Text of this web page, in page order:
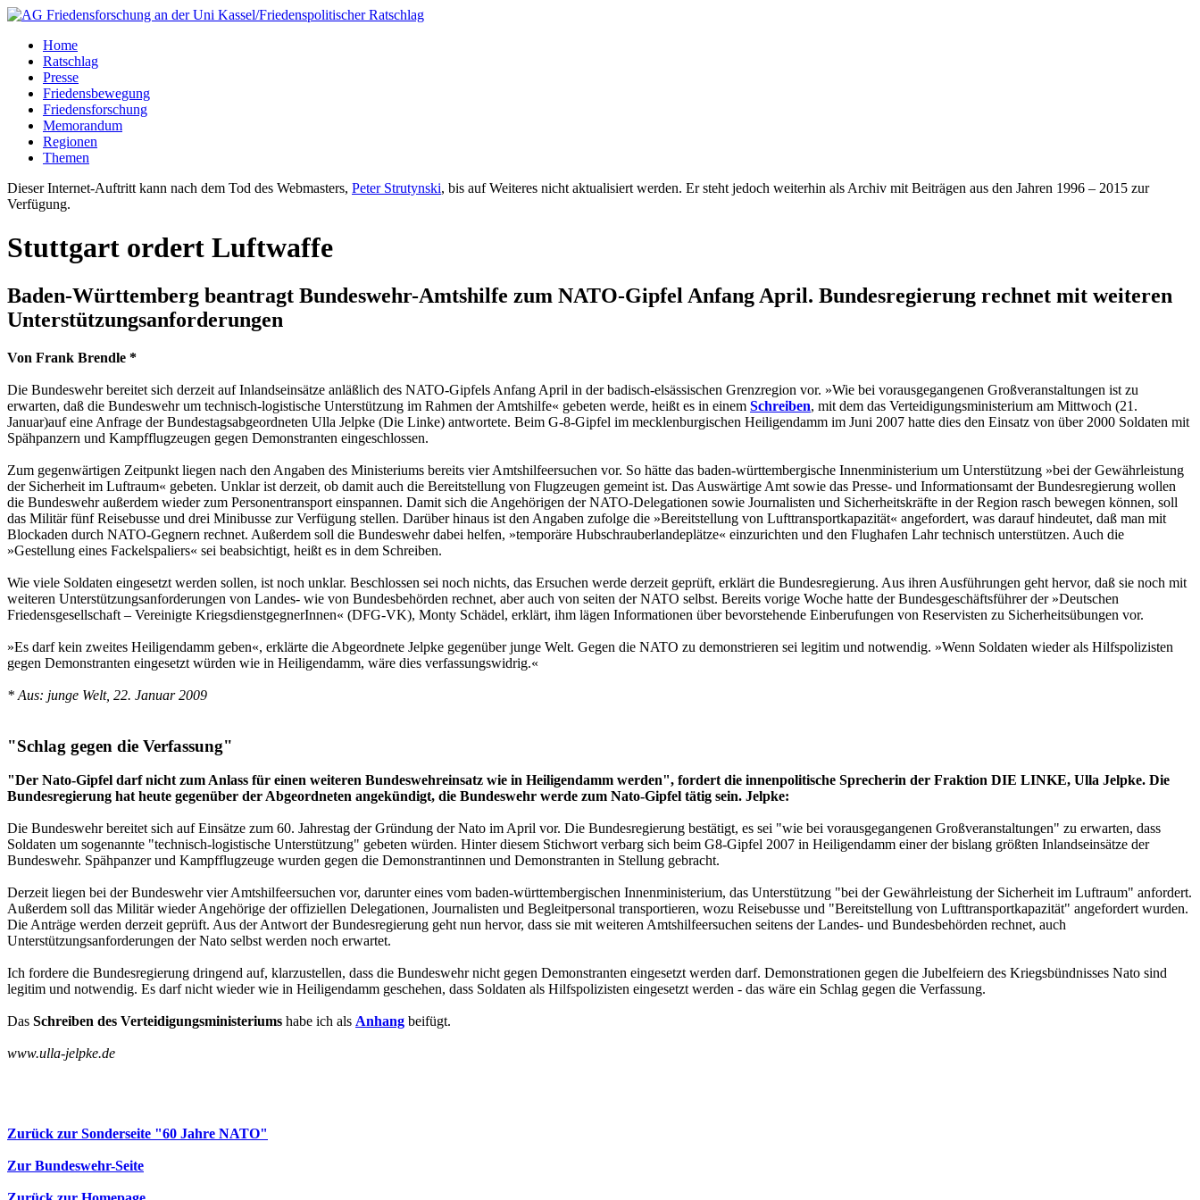
Home
Ratschlag
Presse
Friedensbewegung
Friedensforschung
Memorandum
Regionen
Themen
Dieser Internet-Auftritt kann nach dem Tod des Webmasters, Peter Strutynski, bis auf Weiteres nicht aktualisiert werden. Er steht jedoch weiterhin als Archiv mit Beiträgen aus den Jahren 1996 – 2015 zur
Verfügung.
Stuttgart ordert Luftwaffe
Baden-Württemberg beantragt Bundeswehr-Amtshilfe zum NATO-Gipfel Anfang April. Bundesregierung rechnet mit weiteren
Unterstützungsanforderungen
Von Frank Brendle *
Die Bundeswehr bereitet sich derzeit auf Inlandseinsätze anläßlich des NATO-Gipfels Anfang April in der badisch-elsässischen Grenzregion vor. »Wie bei vorausgegangenen Großveranstaltungen ist zu
erwarten, daß die Bundeswehr um technisch-logistische Unterstützung im Rahmen der Amtshilfe« gebeten werde, heißt es in einem Schreiben, mit dem das Verteidigungsministe­rium am Mittwoch (21.
Januar)auf eine Anfrage der Bundestagsabgeordneten Ulla Jelpke (Die Linke) antwortete. Beim G-8-Gipfel im mecklenburgischen Heiligendamm im Juni 2007 hatte dies den Einsatz von über 2000 Soldaten mit
Spähpanzern und Kampfflugzeugen gegen Demonstranten eingeschlossen.
Zum gegenwärtigen Zeitpunkt liegen nach den Angaben des Ministeriums bereits vier Amtshilfeersuchen vor. So hätte das baden-württembergische Innenministerium um Unterstützung »bei der Gewährleistung
der Sicherheit im Luftraum« gebeten. Unklar ist derzeit, ob damit auch die Bereitstellung von Flugzeugen gemeint ist. Das Auswärtige Amt sowie das Presse- und Informationsamt der Bundesregierung wollen
die Bundeswehr außerdem wieder zum Personentransport einspannen. Damit sich die Angehörigen der NATO-Delegationen sowie Journalisten und Sicherheitskräfte in der Region rasch bewegen können, soll
das Militär fünf Reisebusse und drei Minibusse zur Verfügung stellen. Darüber hinaus ist den Angaben zufolge die »Bereitstellung von Lufttransportkapazität« angefordert, was darauf hindeutet, daß man mit
Blockaden durch NATO-Gegnern rechnet. Außerdem soll die Bundeswehr dabei helfen, »temporäre Hubschrauberlandeplätze« einzurichten und den Flughafen Lahr technisch unterstützen. Auch die
»Gestellung eines Fackelspaliers« sei beabsichtigt, heißt es in dem Schreiben.
Wie viele Soldaten eingesetzt werden sollen, ist noch unklar. Beschlossen sei noch nichts, das Ersuchen werde derzeit geprüft, erklärt die Bundesregierung. Aus ihren Ausführungen geht hervor, daß sie noch mit
weiteren Unterstützungsanforderungen von Landes- wie von Bundesbehörden rechnet, aber auch von seiten der NATO selbst. Bereits vorige Woche hatte der Bundesgeschäftsführer der »Deutschen
Friedensgesellschaft – Vereinigte KriegsdienstgegnerInnen« (DFG-VK), Monty Schädel, erklärt, ihm lägen Informationen über bevorstehende Einberufungen von Reservisten zu Sicherheitsübungen vor.
»Es darf kein zweites Heiligendamm geben«, erklärte die Abgeordnete Jelpke gegenüber junge Welt. Gegen die NATO zu demonstrieren sei legitim und notwendig. »Wenn Soldaten wieder als Hilfspolizisten
gegen Demonstranten eingesetzt würden wie in Heiligendamm, wäre dies verfassungswidrig.«
* Aus: junge Welt, 22. Januar 2009
"Schlag gegen die Verfassung"
"Der Nato-Gipfel darf nicht zum Anlass für einen weiteren Bundeswehreinsatz wie in Heiligendamm werden", fordert die innenpolitische Sprecherin der Fraktion DIE LINKE, Ulla Jelpke. Die
Bundesregierung hat heute gegenüber der Abgeordneten angekündigt, die Bundeswehr werde zum Nato-Gipfel tätig sein. Jelpke:
Die Bundeswehr bereitet sich auf Einsätze zum 60. Jahrestag der Gründung der Nato im April vor. Die Bundesregierung bestätigt, es sei "wie bei vorausgegangenen Großveranstaltungen" zu erwarten, dass
Soldaten um sogenannte "technisch-logistische Unterstützung" gebeten würden. Hinter diesem Stichwort verbarg sich beim G8-Gipfel 2007 in Heiligendamm einer der bislang größten Inlandseinsätze der
Bundeswehr. Spähpanzer und Kampfflugzeuge wurden gegen die Demonstrantinnen und Demonstranten in Stellung gebracht.
Derzeit liegen bei der Bundeswehr vier Amtshilfeersuchen vor, darunter eines vom baden-württembergischen Innenministerium, das Unterstützung "bei der Gewährleistung der Sicherheit im Luftraum" anfordert.
Außerdem soll das Militär wieder Angehörige der offiziellen Delegationen, Journalisten und Begleitpersonal transportieren, wozu Reisebusse und "Bereitstellung von Lufttransportkapazität" angefordert wurden.
Die Anträge werden derzeit geprüft. Aus der Antwort der Bundesregierung geht nun hervor, dass sie mit weiteren Amtshilfeersuchen seitens der Landes- und Bundesbehörden rechnet, auch
Unterstützungsanforderungen der Nato selbst werden noch erwartet.
Ich fordere die Bundesregierung dringend auf, klarzustellen, dass die Bundeswehr nicht gegen Demonstranten eingesetzt werden darf. Demonstrationen gegen die Jubelfeiern des Kriegsbündnisses Nato sind
legitim und notwendig. Es darf nicht wieder wie in Heiligendamm geschehen, dass Soldaten als Hilfspolizisten eingesetzt werden - das wäre ein Schlag gegen die Verfassung.
Das Schreiben des Verteidigungsministeriums habe ich als Anhang beifügt.
www.ulla-jelpke.de
Zurück zur Sonderseite "60 Jahre NATO"
Zur Bundeswehr-Seite